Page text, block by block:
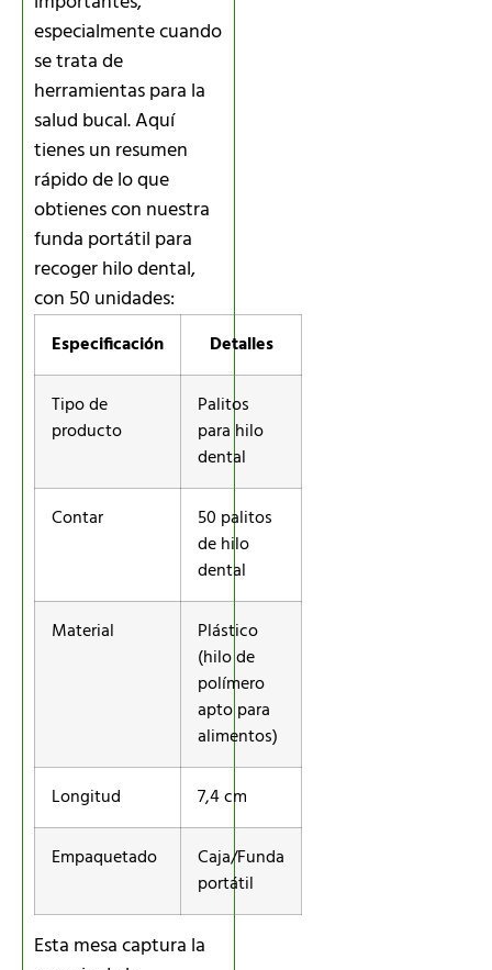
especialmente cuando
se trata de
herramientas para la
salud bucal. Aquí
tienes un resumen
rápido de lo que
obtienes con nuestra
funda portátil para
recoger hilo dental,
con 50 unidades:
Especificación Detalles
Tipo de
producto
Palitos
para hilo
dental
Contar
50 palitos
de hilo
dental
Material
Plástico
(hilo de
polímero
apto para
alimentos)
Longitud 7,4 cm
Empaquetado
Caja/Funda
portátil
Esta mesa captura la